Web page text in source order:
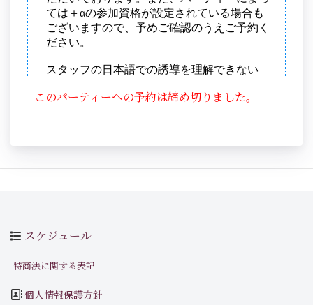
このパーティーへの予約は締め切りました。
スケジュール
特商法に関する表記
個人情報保護方針